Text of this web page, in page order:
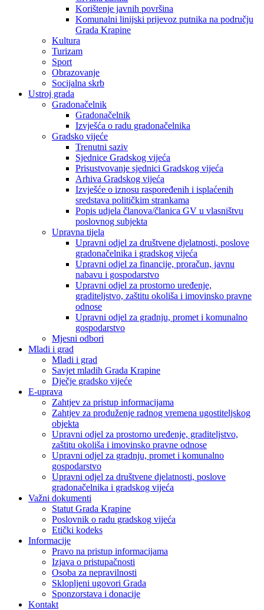
Korištenje javnih površina
Komunalni linijski prijevoz putnika na području
Grada Krapine
Kultura
Turizam
Sport
Obrazovanje
Socijalna skrb
Ustroj grada
Gradonačelnik
Gradonačelnik
Izvješća o radu gradonačelnika
Gradsko vijeće
Trenutni saziv
Sjednice Gradskog vijeća
Prisustvovanje sjednici Gradskog vijeća
Arhiva Gradskog vijeća
Izvješće o iznosu raspoređenih i isplaćenih
sredstava političkim strankama
Popis udjela članova/članica GV u vlasništvu
poslovnog subjekta
Upravna tijela
Upravni odjel za društvene djelatnosti, poslove
gradonačelnika i gradskog vijeća
Upravni odjel za financije, proračun, javnu
nabavu i gospodarstvo
Upravni odjel za prostorno uređenje,
graditeljstvo, zaštitu okoliša i imovinsko pravne
odnose
Upravni odjel za gradnju, promet i komunalno
gospodarstvo
Mjesni odbori
Mladi i grad
Mladi i grad
Savjet mladih Grada Krapine
Dječje gradsko vijeće
E-uprava
Zahtjev za pristup informacijama
Zahtjev za produženje radnog vremena ugostiteljskog
objekta
Upravni odjel za prostorno uređenje, graditeljstvo,
zaštitu okoliša i imovinsko pravne odnose
Upravni odjel za gradnju, promet i komunalno
gospodarstvo
Upravni odjel za društvene djelatnosti, poslove
gradonačelnika i gradskog vijeća
Važni dokumenti
Statut Grada Krapine
Poslovnik o radu gradskog vijeća
Etički kodeks
Informacije
Pravo na pristup informacijama
Izjava o pristupačnosti
Osoba za nepravilnosti
Sklopljeni ugovori Grada
Sponzorstava i donacije
Kontakt